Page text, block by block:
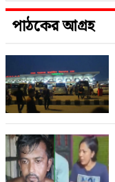
পাঠকের আগ্রহ